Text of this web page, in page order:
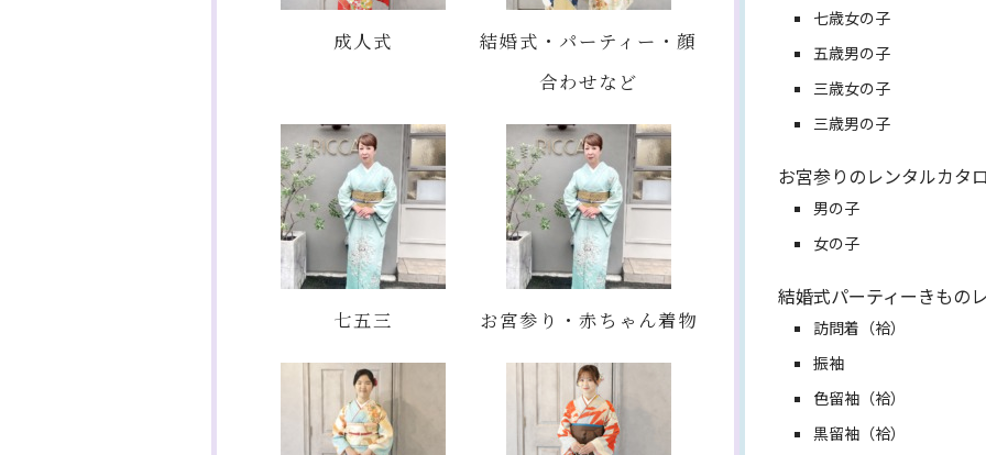
成人式
結婚式・パーティー・顔
合わせなど
七五三 お宮参り・赤ちゃん着物
七歳女の子
五歳男の子
三歳女の子
三歳男の子
お宮参りのレンタルカタ
男の子
女の子
結婚式パーティーきもの
訪問着（袷）
振袖
色留袖（袷）
黒留袖（袷）